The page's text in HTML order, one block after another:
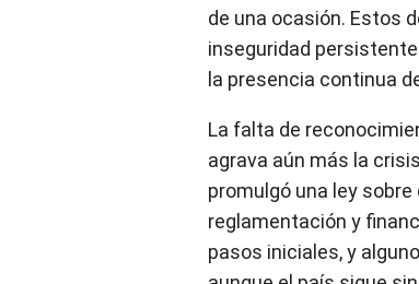
de una ocasión. Estos
inseguridad
la presencia continua
La falta de
agrava aún más la
promulgó una ley
reglamentación y
pasos iniciales, y